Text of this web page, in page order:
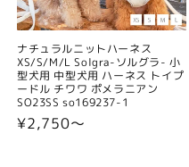
ナチュラルニットハーネス
XS/S/M/L Solgra-ソルグラ- 小
型犬用 中型犬用 ハーネス トイプ
ードル チワワ ポメラニアン
SO23SS so169237-1
通
¥2,750〜